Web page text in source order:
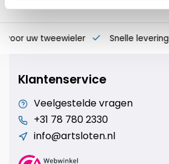
voor uw tweewieler Snelle levering
Klantenservice
Veelgestelde vragen
+31 78 780 2330
info@artsloten.nl